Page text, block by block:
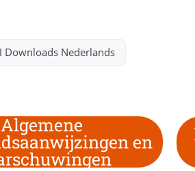
Downloads Nederlands​
Algemene
en